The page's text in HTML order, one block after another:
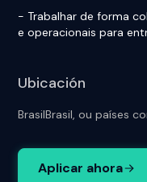
- Trabalhar de forma
e operacionais para
Ubicación
BrasilBrasil, ou países
Aplicar ahora